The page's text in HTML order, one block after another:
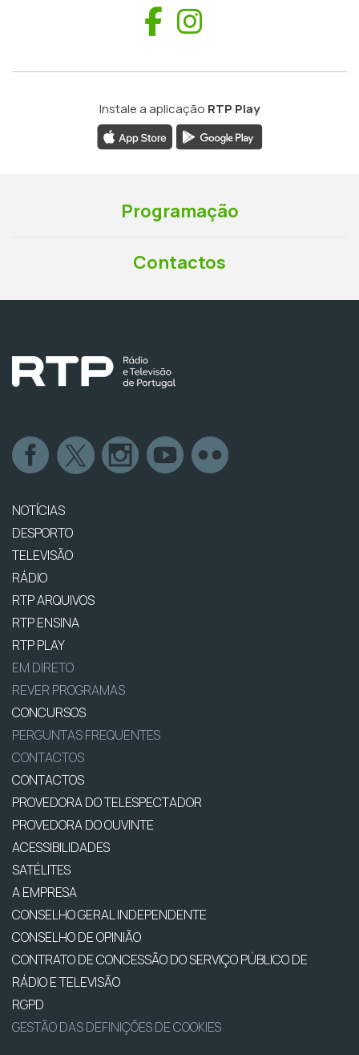
Facebook
Instale a aplicação RTP Play
Programação
Contactos
NOTÍCIAS
DESPORTO
TELEVISÃO
RÁDIO
RTP ARQUIVOS
RTP ENSINA
RTP PLAY
EM DIRETO
REVER PROGRAMAS
CONCURSOS
PERGUNTAS FREQUENTES
CONTACTOS
CONTACTOS
PROVEDORA DO TELESPECTADOR
PROVEDORA DO OUVINTE
ACESSIBILIDADES
SATÉLITES
A EMPRESA
CONSELHO GERAL INDEPENDENTE
CONSELHO DE OPINIÃO
CONTRATO DE CONCESSÃO DO SERVIÇO PÚBLICO DE
RÁDIO E TELEVISÃO
RGPD
GESTÃO DAS DEFINIÇÕES DE COOKIES